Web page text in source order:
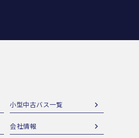
小型中古バス一覧
会社情報